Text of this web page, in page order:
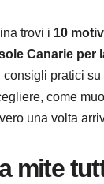
trovi i 10
Canarie per
consigli pratici
come
una volta
mite